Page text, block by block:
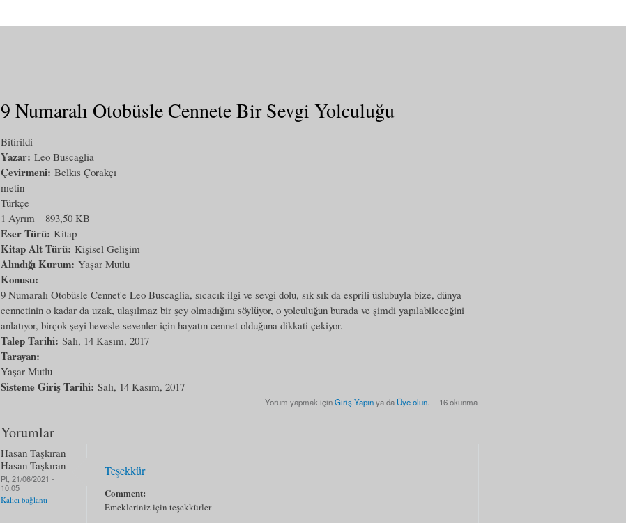
9 Numaralı Otobüsle Cennete Bir Sevgi Yolculuğu
Bitirildi
Yazar: Leo Buscaglia
Çevirmeni: Belkıs Çorakçı
metin
Türkçe
1 Ayrım
893,50 KB
Eser Türü: Kitap
Kitap Alt Türü: Kişisel Gelişim
Alındığı Kurum: Yaşar Mutlu
Konusu:
9 Numaralı Otobüsle Cennet'e Leo Buscaglia, sıcacık ilgi ve sevgi dolu, sık sık da esprili üslubuyla bize, dünya
cennetinin o kadar da uzak, ulaşılmaz bir şey olmadığını söylüyor, o yolculuğun burada ve şimdi yapılabileceğini
anlatıyor, birçok şeyi hevesle sevenler için hayatın cennet olduğuna dikkati çekiyor.
Talep Tarihi: Salı, 14 Kasım, 2017
Tarayan:
Yaşar Mutlu
Sisteme Giriş Tarihi: Salı, 14 Kasım, 2017
Yorum yapmak içinGiriş Yapınya da Üye olun. 16 okunma
Yorumlar
Hasan Taşkıran
Hasan Taşkıran
Pt, 21/06/2021 -
10:05
Kalıcı bağlantı
Teşekkür
Comment:
Emekleriniz için teşekkürler